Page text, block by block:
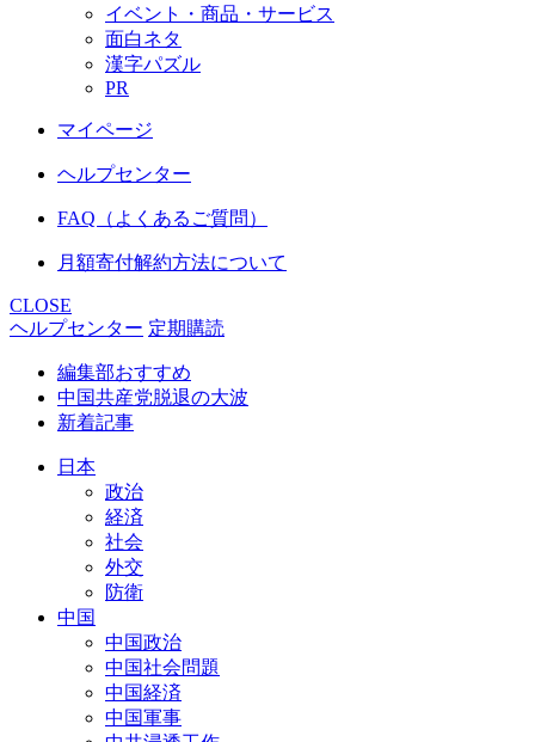
イベント・商品・サービス
面白ネタ
漢字パズル
PR
マイページ
ヘルプセンター
FAQ（よくあるご質問）
月額寄付解約方法について
CLOSE
ヘルプセンター 定期購読
編集部おすすめ
中国共産党脱退の大波
新着記事
日本
政治
経済
社会
外交
防衛
中国
中国政治
中国社会問題
中国経済
中国軍事